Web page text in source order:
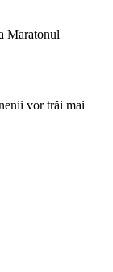
Maratonul
vor trăi mai